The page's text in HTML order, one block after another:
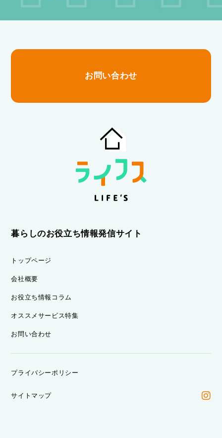
お問い合わせ
暮らしのお役立ち情報発信サイト
トップページ
会社概要
お役立ち情報コラム
オススメサービス特集
お問い合わせ
プライバシーポリシー
サイトマップ